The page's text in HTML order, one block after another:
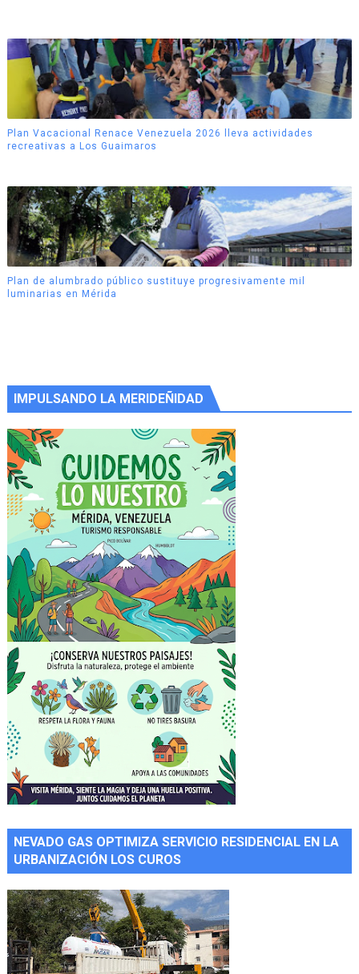
Plan Vacacional Renace Venezuela 2026 lleva actividades
recreativas a Los Guaimaros
Plan de alumbrado público sustituye progresivamente mil
luminarias en Mérida
IMPULSANDO LA MERIDEÑIDAD
NEVADO GAS OPTIMIZA SERVICIO RESIDENCIAL EN LA
URBANIZACIÓN LOS CUROS